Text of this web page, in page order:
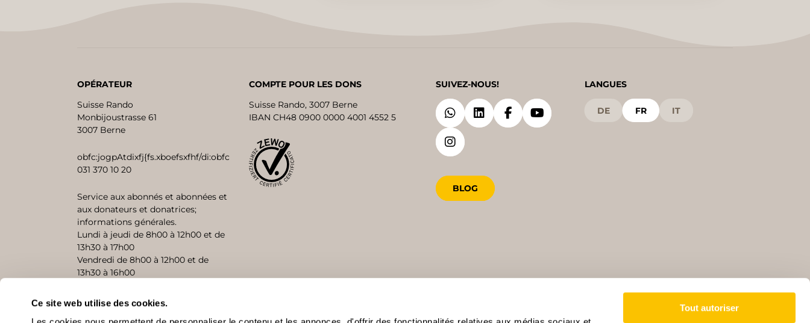
Ce site web utilise des cookies.
Tout autoriser
OPÉRATEUR
Suisse Rando
Monbijoustrasse 61
3007 Berne
obfc:jogpAtdixfj{fs.xboefsxfhf/di:obfc
031 370 10 20
Service aux abonnés et abonnées et
aux donateurs et donatrices;
informations générales.
Lundi à jeudi de 8h00 à 12h00 et de
13h30 à 17h00
Vendredi de 8h00 à 12h00 et de
13h30 à 16h00
CONTACT
COMPTE POUR LES DONS
Suisse Rando, 3007 Berne
IBAN CH48 0900 0000 4001 4552 5
SUIVEZ-NOUS!
BLOG
LANGUES
DE FR IT